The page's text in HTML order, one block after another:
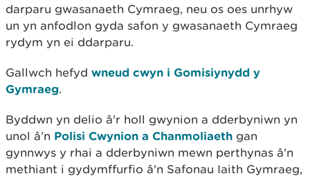
darparu gwasanaeth Cymraeg, neu os oes unrhyw
un yn anfodlon gyda safon y gwasanaeth Cymraeg
rydym yn ei ddarparu.
Gallwch hefyd wneud cwyn i Gomisiynydd y
Gymraeg.
Byddwn yn delio â'r holl gwynion a dderbyniwn yn
unol â’n Polisi Cwynion a Chanmoliaeth gan
gynnwys y rhai a dderbyniwn mewn perthynas â'n
methiant i gydymffurfio â'n Safonau Iaith Gymraeg,